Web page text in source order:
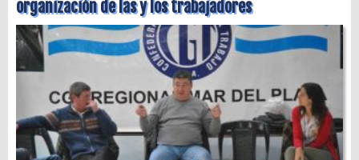
organización de las y los trabajadores